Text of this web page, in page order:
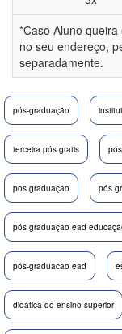
*Caso Aluno
no seu endereço,
separadamente.
pós-graduação
terceira pós gratis
pos graduação pós
pós graduação ead
pós-graduacao ead
didática do ensino superior